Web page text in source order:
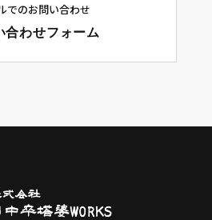
でのお問い合わせ
合わせフォーム